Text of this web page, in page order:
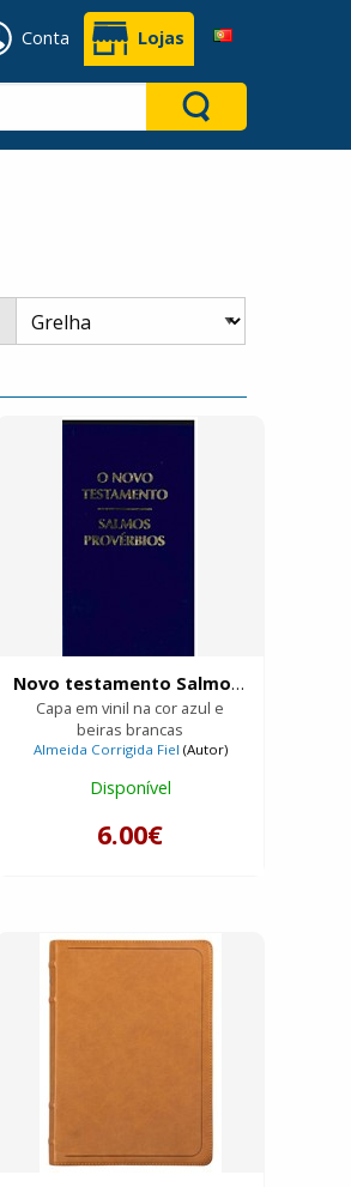
Conta Lojas
Novo testamento Salmos e Provérbios
Capa em vinil na cor azul e
beiras brancas
Almeida Corrigida Fiel (Autor)
Disponível
6.00€